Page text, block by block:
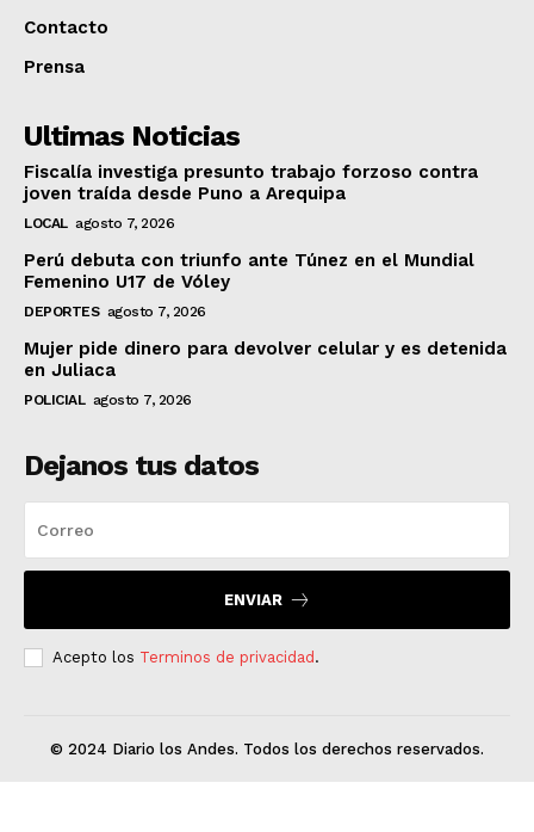
Contacto
Prensa
Ultimas Noticias
Fiscalía investiga presunto trabajo forzoso contra
joven traída desde Puno a Arequipa
LOCAL agosto 7, 2026
Perú debuta con triunfo ante Túnez en el Mundial
Femenino U17 de Vóley
DEPORTES agosto 7, 2026
Mujer pide dinero para devolver celular y es detenida
en Juliaca
POLICIAL agosto 7, 2026
Dejanos tus datos
ENVIAR
Acepto los Terminos de privacidad .
© 2024 Diario los Andes. Todos los derechos reservados.